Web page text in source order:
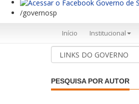
/governosp
Início Institucional
PESQUISA POR AUTOR